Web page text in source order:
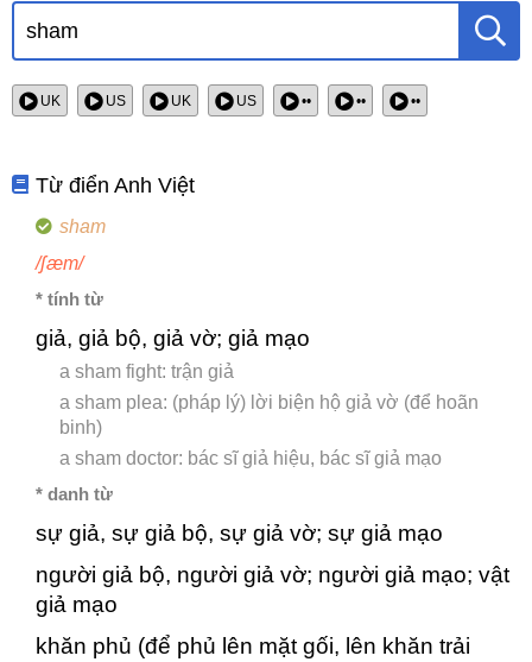
UK US UK US •• •• ••
Từ điển Anh Việt
sham
/ʃæm/
* tính từ
giả, giả bộ, giả vờ; giả mạo
a sham fight: trận giả
a sham plea: (pháp lý) lời biện hộ giả vờ (để hoãn
binh)
a sham doctor: bác sĩ giả hiệu, bác sĩ giả mạo
* danh từ
sự giả, sự giả bộ, sự giả vờ; sự giả mạo
người giả bộ, người giả vờ; người giả mạo; vật
giả mạo
khăn phủ (để phủ lên mặt gối, lên khăn trải